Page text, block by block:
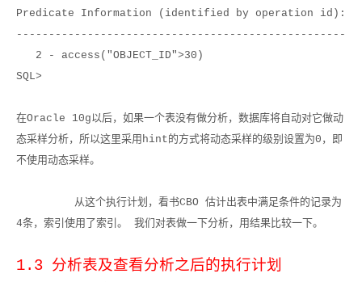
Predicate Information (identified by operation id):
---------------------------------------------------
2 - access("OBJECT_ID">30)
SQL>
在Oracle 10g以后，如果一个表没有做分析，数据库将自动对它做动
态采样分析，所以这里采用 hint的方式将动态采样的级别设置为0 ，即
不使用动态采样。
从这个执行计划，看书CBO 估计出表中满足条件的记录为
4条，索引使用了索引。 我们对表做一下分析，用结果比较一下。
1.3 分析表及查看分析之后的执行计划